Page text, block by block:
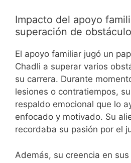
Impacto del apoyo
superación de
El apoyo familiar jugó un
Chadli a superar varios
su carrera. Durante
lesiones o contratiempos,
respaldo emocional que lo
enfocado y motivado. Su
recordaba su pasión por el
Además, su creencia en